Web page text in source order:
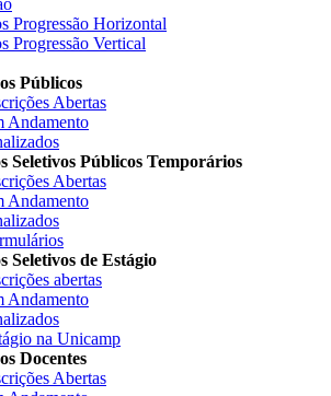
Progressão Horizontal
Progressão Vertical
Públicos
Abertas
Andamento
Seletivos Públicos Temporários
Abertas
Andamento
Seletivos de Estágio
abertas
Andamento
na Unicamp
Docentes
Abertas